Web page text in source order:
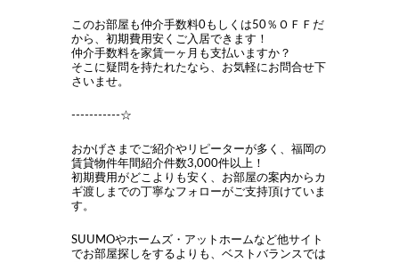
このお部屋も仲介手数料0もしくは50％ＯＦＦだ
から、初期費用安くご入居できます！
仲介手数料を家賃一ヶ月も支払いますか？
そこに疑問を持たれたなら、お気軽にお問合せ下
さいませ。
-----------☆
おかげさまでご紹介やリピーターが多く、福岡の
賃貸物件年間紹介件数3,000件以上！
初期費用がどこよりも安く、お部屋の案内からカ
ギ渡しまでの丁寧なフォローがご支持頂けていま
す。
SUUMOやホームズ・アットホームなど他サイト
でお部屋探しをするよりも、ベストバランスでは